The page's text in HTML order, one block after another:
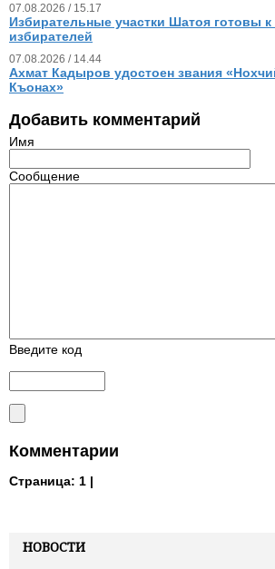
НОВОСТИ
07.08.2026 / 15.17
Избирательные участки Шатоя готовы
избирателей
07.08.2026 / 14.44
Ахмат Кадыров удостоен звания
Къонах»
Добавить комментарий
Имя
Сообщение
Введите код
Комментарии
Страница: 1 |